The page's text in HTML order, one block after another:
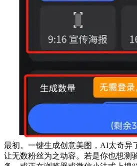
最初。一键生成创意美图，AI太奇异
让无数粉丝为之动容。若是你也想测